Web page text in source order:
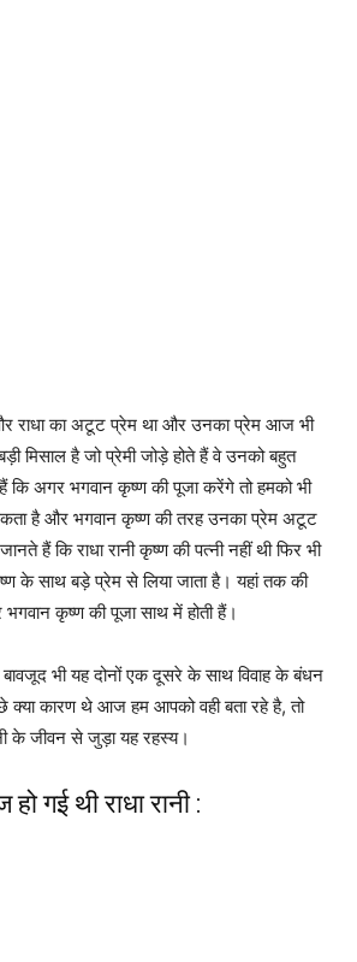
राधा का अटूट प्रेम था और उनका प्रेम आज भी
मिसाल है जो प्रेमी जोड़े होते हैं वे उनको बहुत
कि अगर भगवान कृष्ण की पूजा करेंगे तो हमको भी
है और भगवान कृष्ण की तरह उनका प्रेम अटूट
हैं कि राधा रानी कृष्ण की पत्नी नहीं थी फिर भी
के साथ बड़े प्रेम से लिया जाता है। यहां तक की
भगवान कृष्ण की पूजा साथ में होती हैं।
बावजूद भी यह दोनों एक दूसरे के साथ विवाह के बंधन
क्या कारण थे आज हम आपको वही बता रहे है, तो
के जीवन से जुड़ा यह रहस्य।
गई थी राधा रानी :